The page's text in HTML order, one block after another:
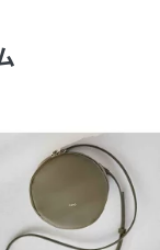
に濡れてしまっ
で汚れ防止や傷
しています。